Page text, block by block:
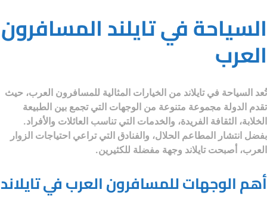
السياحة في تايلند المسافرون
العرب
تُعد السياحة في تايلاند من الخيارات المثالية للمسافرون العرب، حيث
تقدم الدولة مجموعة متنوعة من الوجهات التي تجمع بين الطبيعة
الخلابة، الثقافة الفريدة، والخدمات التي تناسب العائلات والأفراد.
بفضل انتشار المطاعم الحلال، والفنادق التي تراعي احتياجات الزوار
العرب، أصبحت تايلاند وجهة مفضلة للكثيرين.
أهم الوجهات للمسافرون العرب في تايلاند